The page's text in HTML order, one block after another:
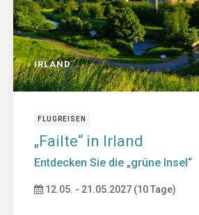
IRLAND
FLUGREISEN
„Failte“ in Irland
Entdecken Sie die „grüne Insel“
12.05. - 21.05.2027 (10 Tage)